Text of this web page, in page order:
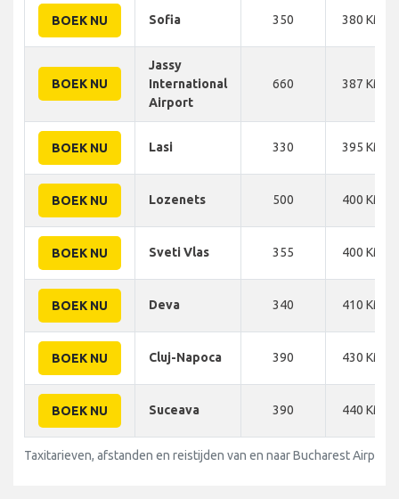
BOEK NU Sofia 350 380 KM
BOEK NU
Jassy
International
Airport
660 387 KM
BOEK NU Lasi 330 395 KM
BOEK NU Lozenets 500 400 KM
BOEK NU Sveti Vlas 355 400 KM
BOEK NU Deva 340 410 KM
BOEK NU Cluj-Napoca 390 430 KM
BOEK NU Suceava 390 440 KM
Taxitarieven, afstanden en reistijden van en naar Bucharest Airport